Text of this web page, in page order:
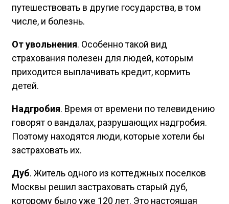
путешествовать в другие государства, в том
числе, и болезнь.
От увольнения. Особенно такой вид
страхования полезен для людей, которым
приходится выплачивать кредит, кормить
детей.
Надгробия. Время от времени по телевидению
говорят о вандалах, разрушающих надгробия.
Поэтому находятся люди, которые хотели бы
застраховать их.
Дуб. Житель одного из коттеджных поселков
Москвы решил застраховать старый дуб,
которому было уже 120 лет. Это настоящая